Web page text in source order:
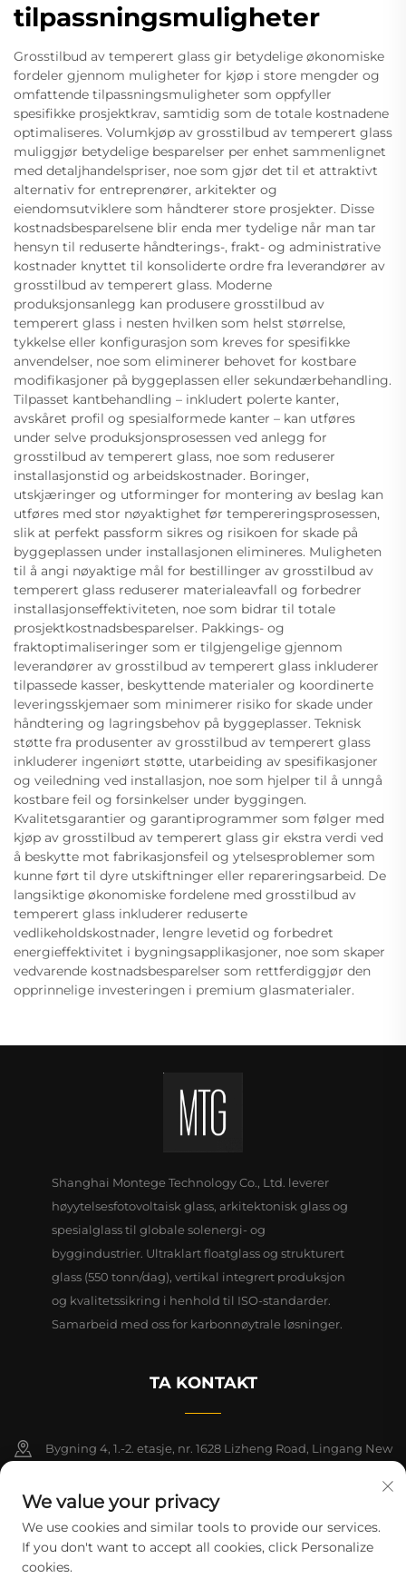
tilpassningsmuligheter
Grosstilbud av temperert glass gir betydelige økonomiske
fordeler gjennom muligheter for kjøp i store mengder og
omfattende tilpassningsmuligheter som oppfyller
spesifikke prosjektkrav, samtidig som de totale kostnadene
optimaliseres. Volumkjøp av grosstilbud av temperert glass
muliggjør betydelige besparelser per enhet sammenlignet
med detaljhandelspriser, noe som gjør det til et attraktivt
alternativ for entreprenører, arkitekter og
eiendomsutviklere som håndterer store prosjekter. Disse
kostnadsbesparelsene blir enda mer tydelige når man tar
hensyn til reduserte håndterings-, frakt- og administrative
kostnader knyttet til konsoliderte ordre fra leverandører av
grosstilbud av temperert glass. Moderne
produksjonsanlegg kan produsere grosstilbud av
temperert glass i nesten hvilken som helst størrelse,
tykkelse eller konfigurasjon som kreves for spesifikke
anvendelser, noe som eliminerer behovet for kostbare
modifikasjoner på byggeplassen eller sekundærbehandling.
Tilpasset kantbehandling – inkludert polerte kanter,
avskåret profil og spesialformede kanter – kan utføres
under selve produksjonsprosessen ved anlegg for
grosstilbud av temperert glass, noe som reduserer
installasjonstid og arbeidskostnader. Boringer,
utskjæringer og utforminger for montering av beslag kan
utføres med stor nøyaktighet før tempereringsprosessen,
slik at perfekt passform sikres og risikoen for skade på
byggeplassen under installasjonen elimineres. Muligheten
til å angi nøyaktige mål for bestillinger av grosstilbud av
temperert glass reduserer materialeavfall og forbedrer
installasjonseffektiviteten, noe som bidrar til totale
prosjektkostnadsbesparelser. Pakkings- og
fraktoptimaliseringer som er tilgjengelige gjennom
leverandører av grosstilbud av temperert glass inkluderer
tilpassede kasser, beskyttende materialer og koordinerte
leveringsskjemaer som minimerer risiko for skade under
håndtering og lagringsbehov på byggeplasser. Teknisk
støtte fra produsenter av grosstilbud av temperert glass
inkluderer ingeniørt støtte, utarbeiding av spesifikasjoner
og veiledning ved installasjon, noe som hjelper til å unngå
kostbare feil og forsinkelser under byggingen.
Kvalitetsgarantier og garantiprogrammer som følger med
kjøp av grosstilbud av temperert glass gir ekstra verdi ved
å beskytte mot fabrikasjonsfeil og ytelsesproblemer som
kunne ført til dyre utskiftninger eller repareringsarbeid. De
langsiktige økonomiske fordelene med grosstilbud av
temperert glass inkluderer reduserte
vedlikeholdskostnader, lengre levetid og forbedret
energieffektivitet i bygningsapplikasjoner, noe som skaper
vedvarende kostnadsbesparelser som rettferdiggjør den
opprinnelige investeringen i premium glasmaterialer.
Shanghai Montege Technology Co., Ltd. leverer
høyytelsesfotovoltaisk glass, arkitektonisk glass og
spesialglass til globale solenergi- og
byggindustrier. Ultraklart floatglass og strukturert
glass (550 tonn/dag), vertikal integrert produksjon
og kvalitetssikring i henhold til ISO-standarder.
Samarbeid med oss for karbonnøytrale løsninger.
TA KONTAKT
Bygning 4, 1.-2. etasje, nr. 1628 Lizheng Road, Lingang New
+86-15124919712
[email protected]
We value your privacy
We use cookies and similar tools to provide our services.
If you don't want to accept all cookies, click Personalize
cookies.